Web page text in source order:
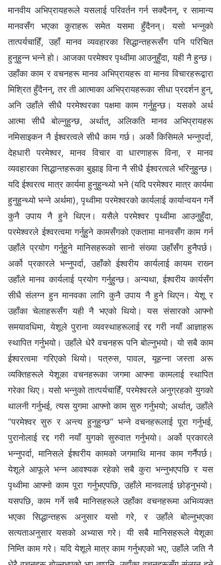
मानवीय अभिप्रायहरूले यसलाई परिवर्तन गर्न सक्दैनन्, र सामान्य
मानवसँग भएका कुराहरू समेत यसमा हुँदैनन्। यसो भन्नुको
तात्पर्यचाहिँ, उहाँ मानव व्यवहारका सिद्धान्तहरूसँग पनि परिचित
हुनुहुन्न भन्‍ने हो। आजका परमेश्‍वर पृथ्वीमा आउनुहुँदा, यही नै हुन्छ।
उहाँका काम र वचनहरू मानव अभिप्रायहरू वा मानव विचारहरूद्वारा
मिश्रित हुँदैनन्, तर ती आत्माका अभिप्रायहरूका सीधा प्रदर्शन हुन्,
अनि उहाँले सीधै परमेश्‍वरका पक्षमा काम गर्नुहुन्छ। यसको अर्थ
आत्मा सीधै बोल्नुहुन्छ, अर्थात्, अलिकति मानव अभिप्रायहरू
नमिसाइकन नै ईश्‍वरत्वले सीधै काम गर्छ। अर्को किसिमले भन्नुपर्दा,
देहधारी परमेश्‍वर, मानव विचार वा धारणाहरू विना, र मानव
व्यवहारका सिद्धान्तहरूका बुझाइ विना नै सीधै ईश्‍वरत्वले भरिनुहुन्छ।
यदि ईश्‍वरत्व मात्र कार्यमा हुनुहुन्थ्यो भने (यदि परमेश्‍वर मात्र कार्यमा
हुनुहुन्थ्यो भन्‍ने अर्थमा), पृथ्वीमा परमेश्‍वरको कार्यलाई कार्यान्वयन गर्ने
कुनै उपाय नै हुने थिएन। यसैले परमेश्‍वर पृथ्वीमा आउनुहुँदा,
परमेश्‍वरले ईश्‍वरत्वमा गर्नुहुने कामसँगको एकतामा मानवसँग काम गर्न
उहाँले प्रयोग गर्नुहुने मानिसहरूको सानो संख्या उहाँसँग हुनैपर्छ।
अर्को प्रकारले भन्नुपर्दा, उहाँको ईश्‍वरीय कार्यलाई कायम राख्‍न
उहाँले मानव कार्यलाई प्रयोग गर्नुहुन्छ। अन्यथा, ईश्‍वरीय कार्यसँग
सीधै संलग्न हुन मानवका लागि कुनै उपाय नै हुने थिएन। येशू र
उहाँका चेलाहरूसँग यही नै भएको थियो। यस संसारको आफ्नो
समयावधिमा, येशूले पुराना व्यवस्थाहरूलाई रद्द गरी नयाँ आज्ञाहरू
स्थापित गर्नुभयो। उहाँले धेरै वचनहरू पनि बोल्नुभयो। यो सबै काम
ईश्‍वरत्वमा गरिएको थियो। पत्रुस, पावल, यूहन्ना जस्ता अरू
व्यक्तिहरूले येशूका वचनहरूका जगमा आफ्ना कामलाई स्थापित
गरेका थिए। यसो भन्नुको तात्पर्यचाहिँ, परमेश्‍वरले अनुग्रहको युगको
थालनी गर्नुभई, त्यस युगमा आफ्नो काम सुरु गर्नुभयो; अर्थात्, उहाँले
“परमेश्‍वर सुरु र अन्त्य हुनुहुन्छ” भन्‍ने वचनहरूलाई पूरा गर्नुभई,
पुरानोलाई रद्द गरी नयाँ युगको सुरुवात गर्नुभयो। अर्को प्रकारले
भन्नुपर्दा, मानिसले ईश्‍वरीय कामको जगमाथि मानव काम गर्नैपर्छ।
येशूले आफूले भन्न आवश्यक रहेको सबै कुरा भन्नुभएपछि र यस
पृथ्वीमा आफ्नो काम पूरा गर्नुभएपछि, उहाँले मानवलाई छोड्नुभयो।
यसपछि, काम गर्ने सबै मानिसहरूले उहाँका वचनहरूमा अभिव्यक्त
भएका सिद्धान्तहरू अनुसार यसो गरे, र उहाँले बोल्नुभएका
सत्यताअनुसार यसको अभ्यास गरे। यी सबै मानिसहरूले येशूका
निम्ति काम गरे। यदि येशूले मात्र काम गर्नुभएको भए, उहाँले जति नै